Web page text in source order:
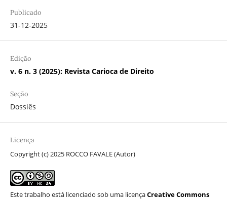
Publicado
31-12-2025
Edição
v. 6 n. 3 (2025): Revista Carioca de Direito
Seção
Dossiês
Licença
Copyright (c) 2025 ROCCO FAVALE (Autor)
Este trabalho está licenciado sob uma licençaCreative Commons